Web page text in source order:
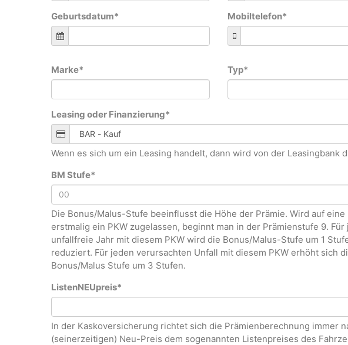
Geburtsdatum* Mobiltelefon*
Marke* Typ*
Leasing oder Finanzierung*
Wenn es sich um ein Leasing handelt, dann wird von der
BM Stufe*
Die Bonus/Malus-Stufe beeinflusst die Höhe der Prämie. Wird auf eine
erstmalig ein PKW zugelassen, beginnt man in der Prämienstufe 9. Für
unfallfreie Jahr mit diesem PKW wird die Bonus/Malus-Stufe um 1
reduziert. Für jeden verursachten Unfall mit diesem PKW erhöht sich
Bonus/Malus Stufe um 3 Stufen.
ListenNEUpreis*
In der Kaskoversicherung richtet sich die Prämienberechnung immer
(seinerzeitigen) Neu-Preis dem sogenannten Listenpreises des